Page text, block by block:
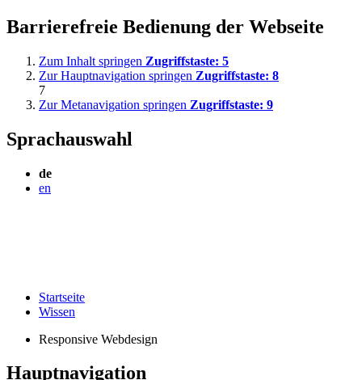
Barrierefreie Bedienung der Webseite
Zum Inhalt springen Zugriffstaste: 5
Zur Hauptnavigation springen Zugriffstaste: 8
7
Zur Metanavigation springen Zugriffstaste: 9
Sprachauswahl
de
en
Startseite
Wissen
Responsive Webdesign
Hauptnavigation